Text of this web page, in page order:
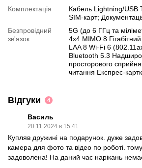
Комплектація
Кабель Lightning/USB
SIM-карт;
Безпровідний
зв'язок
5G (до 6 ГГц та
4x4 MIMO 8
LAA 8 Wi-Fi 6
Bluetooth 5.3
просторового
читання Експрес-
Відгуки 4
Василь
20.11.2024 в 15:41
Купляв дружині на подарунок. дуже
камера для фото та відео по роботі.
задоволена! На даний час нарікань